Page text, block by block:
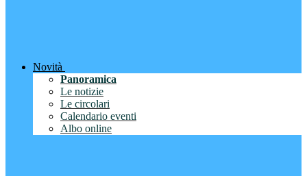
Novità
Panoramica
Le notizie
Le circolari
Calendario eventi
Albo online